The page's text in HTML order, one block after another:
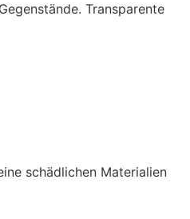
Transparente
schädlichen Materialien